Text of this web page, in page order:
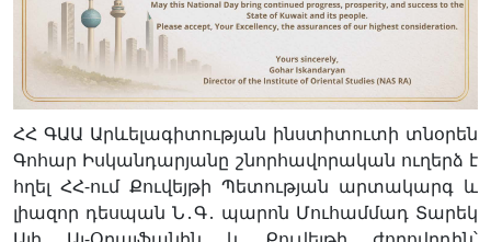
ՀՀ ԳԱԱ Արևելագիտության ինստիտուտի տնօրեն
Գոհար Իսկանդարյանը շնորհավորական ուղերձ է
հղել ՀՀ-ում Քուվեյթի Պետության արտակարգ և
լիազոր դեսպան Ն․Գ․ պարոն Մուհամմադ Տարեկ